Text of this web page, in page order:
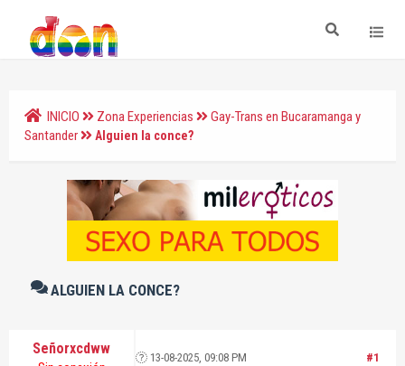
INICIO Zona Experiencias
Gay-Trans en Bucaramanga y
Santander
Alguien la conce?
ALGUIEN LA CONCE?
Señorxcdww
#1
13-08-2025, 09:08 PM